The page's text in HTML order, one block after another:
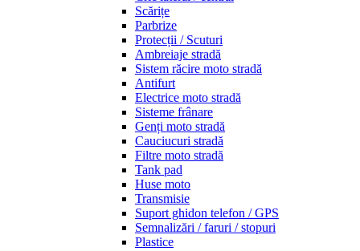
Scărițe
Parbrize
Protecții / Scuturi
Ambreiaje stradă
Sistem răcire moto stradă
Antifurt
Electrice moto stradă
Sisteme frânare
Genți moto stradă
Cauciucuri stradă
Filtre moto stradă
Tank pad
Huse moto
Transmisie
Suport ghidon telefon / GPS
Semnalizări / faruri / stopuri
Plastice